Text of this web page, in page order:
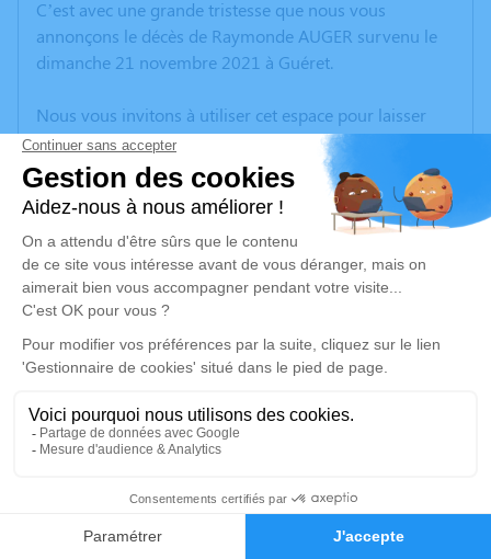
Faire-part Hommages
C’est avec une grande tristesse que nous vous
annonçons le décès de Raymonde AUGER survenu le
dimanche 21 novembre 2021 à Guéret.
Nous vous invitons à utiliser cet espace pour laisser
vos condoléances, partager des photos souvenirs, une
anecdote ou exprimer vos pensées à travers des
poèmes ou des textes. Cet endroit est un lieu
d'expression dédié à honorer la mémoire de
Raymonde AUGER.
Un service de plantation d’arbre hommage est
disponible ici.
Je rends hommage
Cérémonie religieuse
Église de Tercillat
23350 Tercillat